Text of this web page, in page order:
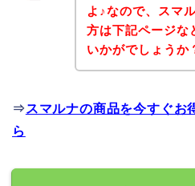
よ♪なので、スマ
方は下記ページな
いかがでしょうか
⇒ スマルナの商品を今すぐお
ら